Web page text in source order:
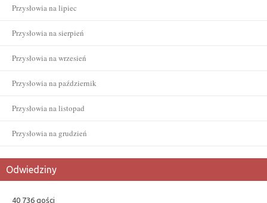
Przysłowia na lipiec
Przysłowia na sierpień
Przysłowia na wrzesień
Przysłowia na październik
Przysłowia na listopad
Przysłowia na grudzień
Odwiedziny
40 736 gości